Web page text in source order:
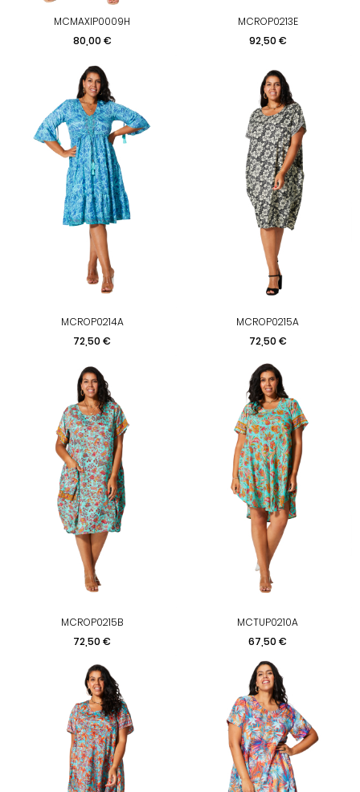
MCMAXIP0009H
Preis
80,00 €
MCROP0213E
Preis
92,50 €
MCROP0214A
Preis
72,50 €
MCROP0215A
Preis
72,50 €
MCROP0215B
Preis
72,50 €
MCTUP0210A
Preis
67,50 €